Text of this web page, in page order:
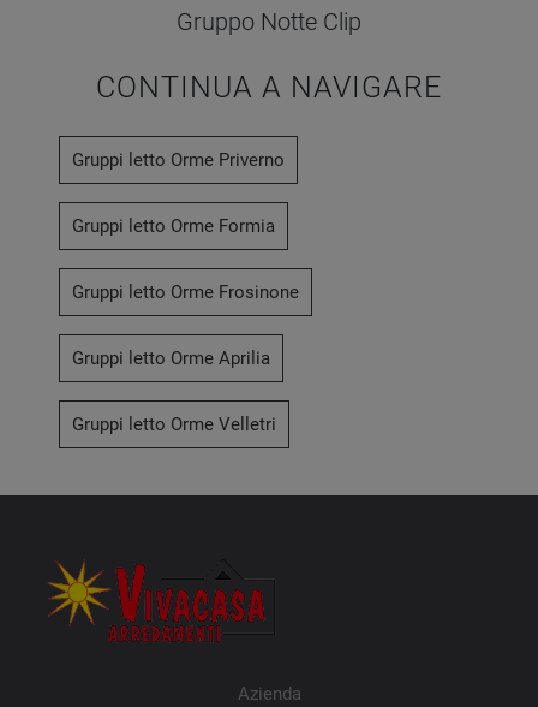
Gruppo Notte Clip
CONTINUA A NAVIGARE
Gruppi letto Orme Priverno
Gruppi letto Orme Formia
Gruppi letto Orme Frosinone
Gruppi letto Orme Aprilia
Gruppi letto Orme Velletri
Azienda